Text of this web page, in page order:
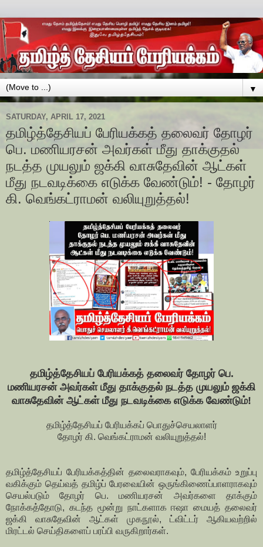
▼
SATURDAY, APRIL 17, 2021
தமிழ்த்தேசியப் பேரியக்கத் தலைவர் தோழர்
பெ. மணியரசன் அவர்கள் மீது தாக்குதல்
நடத்த முயலும் ஜக்கி வாசுதேவின் ஆட்கள்
மீது நடவடிக்கை எடுக்க வேண்டும்! - தோழர்
கி. வெங்கட்ராமன் வலியுறுத்தல்!
தமிழ்த்தேசியப் பேரியக்கத் தலைவர் தோழர் பெ.
மணியரசன் அவர்கள் மீது தாக்குதல் நடத்த முயலும் ஜக்கி
வாசுதேவின் ஆட்கள் மீது நடவடிக்கை எடுக்க வேண்டும்!
தமிழ்த்தேசியப் பேரியக்கப் பொதுச்செயலாளர்
தோழர் கி. வெங்கட்ராமன் வலியுறுத்தல்!
தமிழ்த்தேசியப் பேரியக்கத்தின் தலைவராகவும், பேரியக்கம் உறுப்பு
வகிக்கும் தெய்வத் தமிழ்ப் பேரவையின் ஒருங்கிணைப்பாளராகவும்
செயல்படும் தோழர் பெ. மணியரசன் அவர்களை தாக்கும்
நோக்கத்தோடு, கடந்த மூன்று நாட்களாக ஈஷா மையத் தலைவர்
ஜக்கி வாசுதேவின் ஆட்கள் முகநூல், ட்விட்டர் ஆகியவற்றில்
மிரட்டல் செய்திகளைப் பரப்பி வருகிறார்கள்.